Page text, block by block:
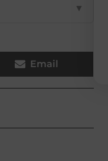
▼
Email